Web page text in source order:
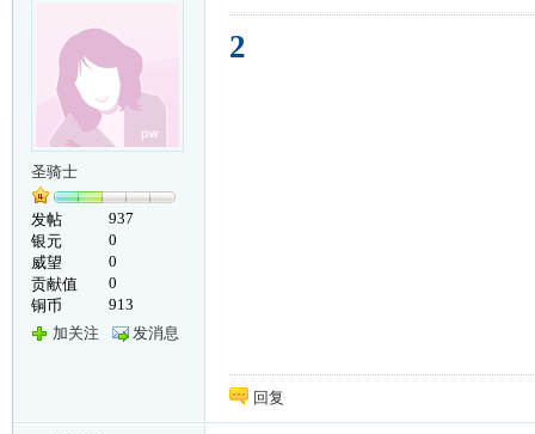
圣骑士
发帖
937
银元
0
威望
0
贡献值
0
铜币
913
加关注
发消息
2
回复